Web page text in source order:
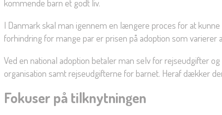
kommende barn et godt liv.
I Danmark skal man igennem en længere proces for at
forhindring for mange par er prisen på adoption som
Ved en national adoption betaler man selv for rejseudgifter
organisation samt rejseudgifterne for barnet. Heraf dækker
Fokuser på tilknytningen